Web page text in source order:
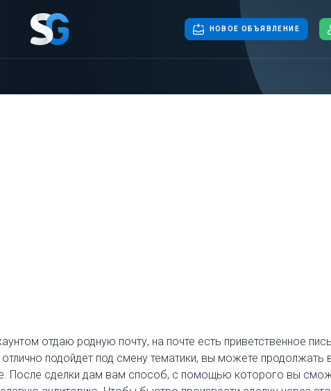
НОВОЕ ОБЪЯВЛЕНИЕ
отдаю родную почту, на почте есть приветственное
подойдет под смену тематики, вы можете продолжать
После сделки дам вам способ, с помощью которого вы